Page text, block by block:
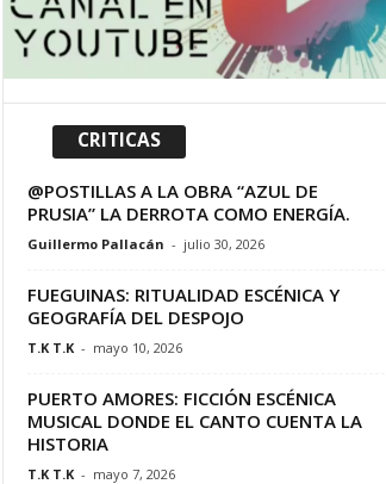
CRITICAS
@POSTILLAS A LA OBRA “AZUL DE
PRUSIA” LA DERROTA COMO ENERGÍA.
Guillermo Pallacán - julio 30, 2026
FUEGUINAS: RITUALIDAD ESCÉNICA Y
GEOGRAFÍA DEL DESPOJO
T.K T.K - mayo 10, 2026
PUERTO AMORES: FICCIÓN ESCÉNICA
MUSICAL DONDE EL CANTO CUENTA LA
HISTORIA
T.K T.K - mayo 7, 2026